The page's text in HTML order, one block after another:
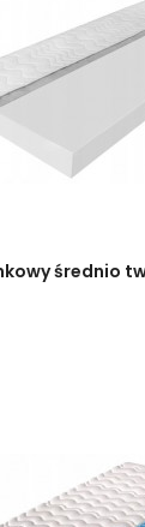
średnio